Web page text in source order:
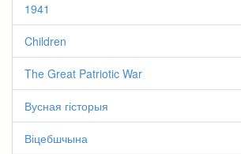
1941
Children
The Great Patriotic War
Вусная гісторыя
Віцебшчына